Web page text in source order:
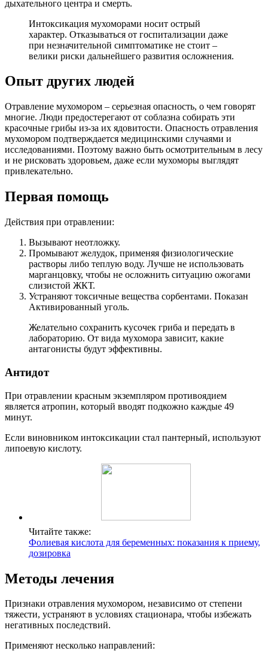
дыхательного центра и смерть.
Интоксикация мухоморами носит острый
характер. Отказываться от госпитализации даже
при незначительной симптоматике не стоит –
велики риски дальнейшего развития осложнения.
Опыт других людей
Отравление мухомором – серьезная опасность, о чем говорят
многие. Люди предостерегают от соблазна собирать эти
красочные грибы из-за их ядовитости. Опасность отравления
мухомором подтверждается медицинскими случаями и
исследованиями. Поэтому важно быть осмотрительным в лесу
и не рисковать здоровьем, даже если мухоморы выглядят
привлекательно.
Первая помощь
Действия при отравлении:
Вызывают неотложку.
Промывают желудок, применяя физиологические
растворы либо теплую воду. Лучше не использовать
марганцовку, чтобы не осложнить ситуацию ожогами
слизистой ЖКТ.
Устраняют токсичные вещества сорбентами. Показан
Активированный уголь.
Желательно сохранить кусочек гриба и передать в
лабораторию. От вида мухомора зависит, какие
антагонисты будут эффективны.
Антидот
При отравлении красным экземпляром противоядием
является атропин, который вводят подкожно каждые 49
минут.
Если виновником интоксикации стал пантерный, используют
липоевую кислоту.
Читайте также:
Фолиевая кислота для беременных: показания к приему,
дозировка
Методы лечения
Признаки отравления мухомором, независимо от степени
тяжести, устраняют в условиях стационара, чтобы избежать
негативных последствий.
Применяют несколько направлений: